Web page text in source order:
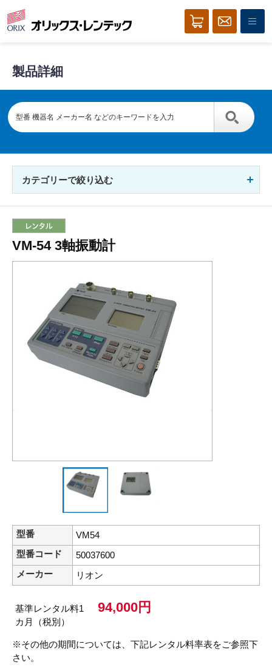
製品詳細
カテゴリーで絞り込む
VM-54 3軸振動計
型番
VM54
型番コード
50037600
メーカー
リオン
基準レンタル料1
カ月（税別）
94,000円
※その他の期間については、下記レンタル料率表をご参照下
さい。